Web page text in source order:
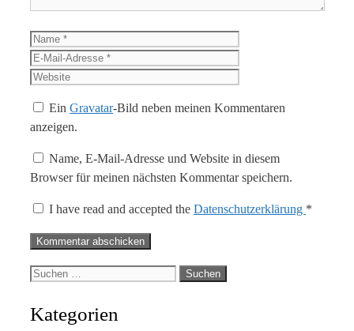
Name
EinGravatar-Bild neben meinen Kommentaren
anzeigen.
Name, E-Mail-Adresse und Website in diesem
Browser für meinen nächsten Kommentar speichern.
I have read and accepted the Datenschutzerklärung *
Suche
Kategorien